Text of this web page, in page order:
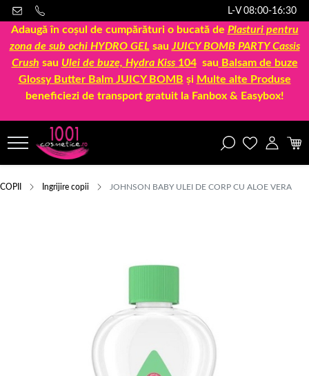
L-V 08:00-16:30
Adaugă în coșul de cumpărături o bucată de Plasturi pentru
zona de sub ochi HYDRO GEL sau JUICY BOMB PARTY Cassis
Crush sau Ulei de buze, Hydra Kiss 104sau Balsam de buze
Glossy Butter Balm JUICY BOMB și Multe alte Produse
beneficiezi de transport gratuit la Fanbox & Easybox!
COPII Ingrijire copii JOHNSON BABY ULEI DE CORP CU ALOE VERA